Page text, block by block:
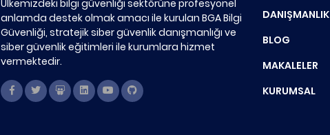
Ülkemizdeki bilgi güvenliği sektörüne profesyonel
anlamda destek olmak amacı ile kurulan BGA Bilgi
Güvenliği, stratejik siber güvenlik danışmanlığı ve
siber güvenlik eğitimleri ile kurumlara hizmet
vermektedir.
DANIŞMANLIK
BLOG
MAKALELER
KURUMSAL